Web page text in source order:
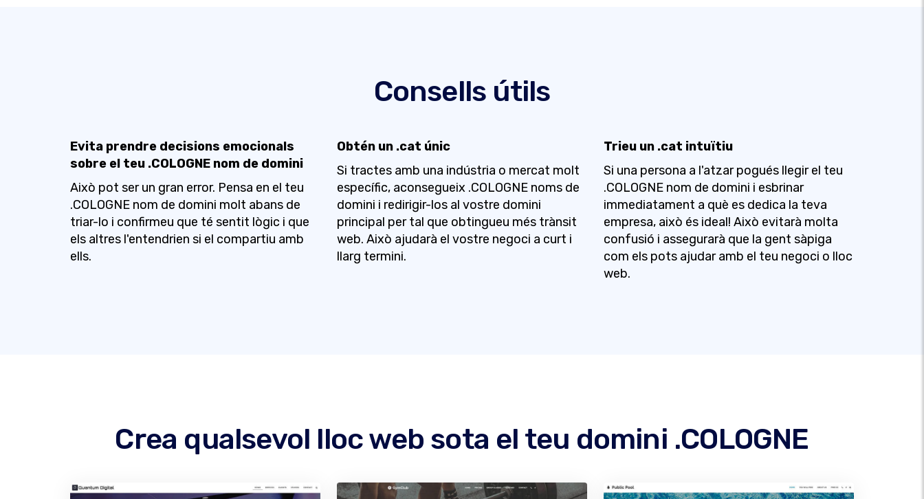
Consells útils
Evita prendre decisions emocionals
sobre el teu .COLOGNE nom de domini
Això pot ser un gran error. Pensa en el teu
.COLOGNE nom de domini molt abans de
triar-lo i confirmeu que té sentit lògic i que
els altres l'entendrien si el compartiu amb
ells.
Obtén un .cat únic
Si tractes amb una indústria o mercat molt
específic, aconsegueix .COLOGNE noms de
domini i redirigir-los al vostre domini
principal per tal que obtingueu més trànsit
web. Això ajudarà el vostre negoci a curt i
llarg termini.
Trieu un .cat intuïtiu
Si una persona a l'atzar pogués llegir el teu
.COLOGNE nom de domini i esbrinar
immediatament a què es dedica la teva
empresa, això és ideal! Això evitarà molta
confusió i assegurarà que la gent sàpiga
com els pots ajudar amb el teu negoci o lloc
web.
Crea qualsevol lloc web sota el teu domini .COLOGNE